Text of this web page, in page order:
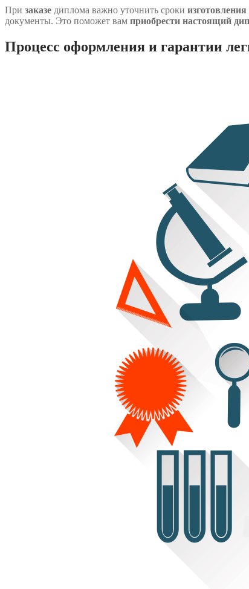
При заказе дипломa важно уточнить сроки изготовления
документы. Это поможет вам приобрести настоящий
Процесс оформления и гарантии